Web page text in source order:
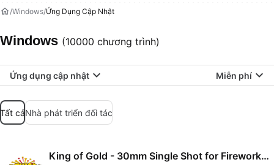
Windows Ứng Dụng Cập Nhật
Windows (10000 chương trình)
Ứng dụng cập nhật Miễn phí
Tất cảNhà phát triển đối tác
King of Gold - 30mm Single Shot for Fireworks Mania